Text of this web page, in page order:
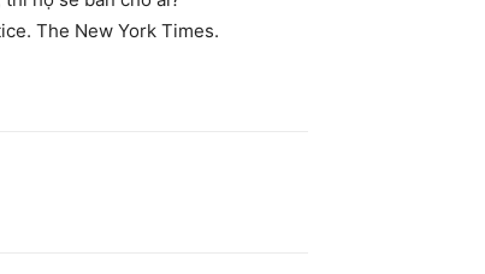
The New York Times.